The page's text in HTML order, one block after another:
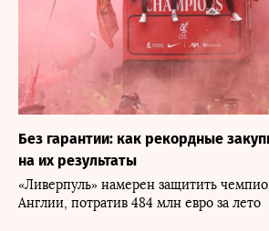
Без гарантии: как рекордные
на их результаты
«Ливерпуль» намерен защитить
Англии, потратив 484 млн евро за лето